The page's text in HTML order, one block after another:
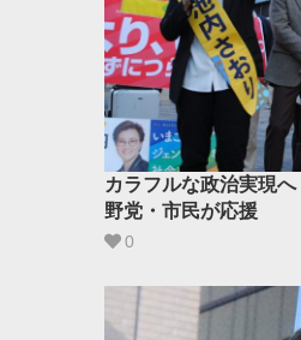
カラフルな政治実現
野党・市民が応援
0